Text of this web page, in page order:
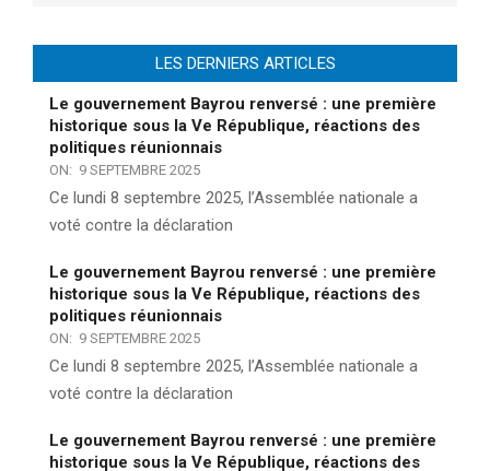
LES DERNIERS ARTICLES
Le gouvernement Bayrou renversé : une première
historique sous la Ve République, réactions des
politiques réunionnais
ON: 9 SEPTEMBRE 2025
Ce lundi 8 septembre 2025, l’Assemblée nationale a
voté contre la déclaration
Le gouvernement Bayrou renversé : une première
historique sous la Ve République, réactions des
politiques réunionnais
ON: 9 SEPTEMBRE 2025
Ce lundi 8 septembre 2025, l’Assemblée nationale a
voté contre la déclaration
Le gouvernement Bayrou renversé : une première
historique sous la Ve République, réactions des